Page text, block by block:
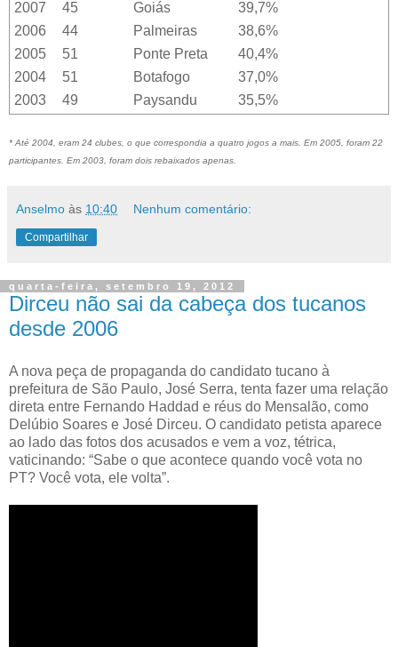
2007
45 Goiás
39,7%
2006
44 Palmeiras
38,6%
2005
51 Ponte Preta
40,4%
2004
51 Botafogo
37,0%
2003
49 Paysandu 35,5%
* Até 2004, eram 24 clubes, o que correspondia a quatro jogos a mais. Em 2005, foram 22
participantes. Em 2003, foram dois rebaixados apenas.
Anselmo às 10:40 Nenhum comentário:
Compartilhar
quarta-feira, setembro 19, 2012
Dirceu não sai da cabeça dos tucanos
desde 2006
A nova peça de propaganda do candidato tucano à
prefeitura de São Paulo, José Serra, tenta fazer uma relação
direta entre Fernando Haddad e réus do Mensalão, como
Delúbio Soares e José Dirceu. O candidato petista aparece
ao lado das fotos dos acusados e vem a voz, tétrica,
vaticinando: “Sabe o que acontece quando você vota no
PT? Você vota, ele volta”.